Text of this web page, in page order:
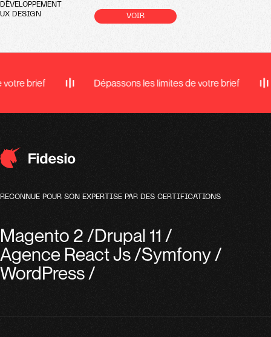
DÉVELOPPEMENT
UX DESIGN
VOIR
Dépassons les limites de votre brief
RECONNUE POUR SON EXPERTISE PAR DES CERTIFICATIONS
Magento 2 /Drupal 11 /
Agence React Js/Symfony/
WordPress/